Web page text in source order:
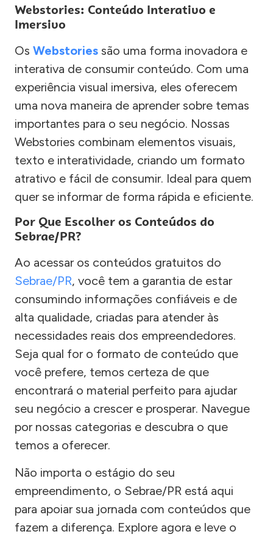
Webstories: Conteúdo Interativo e
Imersivo
Os Webstories são uma forma inovadora e
interativa de consumir conteúdo. Com uma
experiência visual imersiva, eles oferecem
uma nova maneira de aprender sobre temas
importantes para o seu negócio. Nossas
Webstories combinam elementos visuais,
texto e interatividade, criando um formato
atrativo e fácil de consumir. Ideal para quem
quer se informar de forma rápida e eficiente.
Por Que Escolher os Conteúdos do
Sebrae/PR?
Ao acessar os conteúdos gratuitos do
Sebrae/PR, você tem a garantia de estar
consumindo informações confiáveis e de
alta qualidade, criadas para atender às
necessidades reais dos empreendedores.
Seja qual for o formato de conteúdo que
você prefere, temos certeza de que
encontrará o material perfeito para ajudar
seu negócio a crescer e prosperar. Navegue
por nossas categorias e descubra o que
temos a oferecer.
Não importa o estágio do seu
empreendimento, o Sebrae/PR está aqui
para apoiar sua jornada com conteúdos que
fazem a diferença. Explore agora e leve o